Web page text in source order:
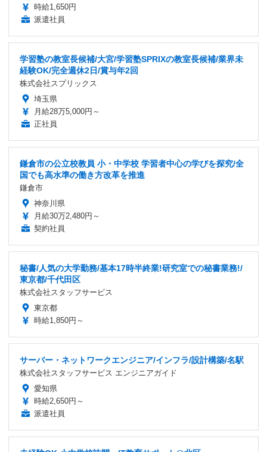
時給1,650円
派遣社員
学習塾の教室長候補/大宮/学習塾SPRIXの教室長候補/業界未
経験OK/完全週休2日/賞与年2回
株式会社スプリックス
埼玉県
月給28万5,000円～
正社員
鎌倉市の公立校教員 小・中学校 学習者中心の学びを探究/全
国でも高水準の働き方改革を推進
鎌倉市
神奈川県
月給30万2,480円～
契約社員
秘書/人気の大学勤務/基本17時半終業!研究室での秘書業務!/
東京都/千代田区
株式会社スタッフサービス
東京都
時給1,850円～
サーバー・ネットワークエンジニア/インフラ/設計構築/名駅
株式会社スタッフサービス エンジニアガイド
愛知県
時給2,650円～
派遣社員